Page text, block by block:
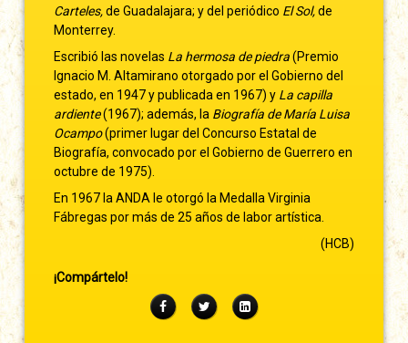
Carteles,de Guadalajara; y del periódico El Sol,de
Monterrey.
Escribió las novelas La hermosa de piedra(Premio
Ignacio M. Altamirano otorgado por el Gobierno del
estado, en 1947 y publicada en 1967) y La capilla
ardiente(1967); además, la Biografía de María Luisa
Ocampo(primer lugar del Concurso Estatal de
Biografía, convocado por el Gobierno de Guerrero en
octubre de 1975).
En 1967 la ANDA le otorgó la Medalla Virginia
Fábregas por más de 25 años de labor artística.
(HCB)
¡Compártelo!
FacebookTwitterLinkedIn